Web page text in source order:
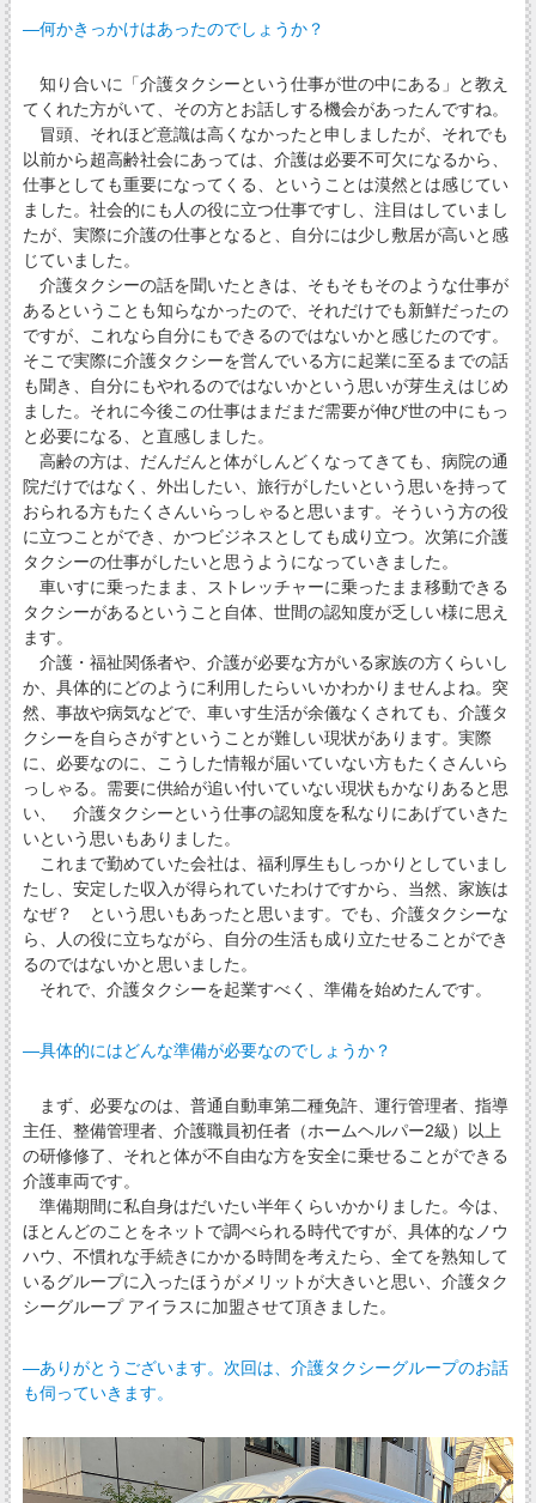
―何かきっかけはあったのでしょうか？
知り合いに「介護タクシーという仕事が世の中にある」と教え
てくれた方がいて、その方とお話しする機会があったんですね。
冒頭、それほど意識は高くなかったと申しましたが、それでも
以前から超高齢社会にあっては、介護は必要不可欠になるから、
仕事としても重要になってくる、ということは漠然とは感じてい
ました。社会的にも人の役に立つ仕事ですし、注目はしていまし
たが、実際に介護の仕事となると、自分には少し敷居が高いと感
じていました。
介護タクシーの話を聞いたときは、そもそもそのような仕事が
あるということも知らなかったので、それだけでも新鮮だったの
ですが、これなら自分にもできるのではないかと感じたのです。
そこで実際に介護タクシーを営んでいる方に起業に至るまでの話
も聞き、自分にもやれるのではないかという思いが芽生えはじめ
ました。それに今後この仕事はまだまだ需要が伸び世の中にもっ
と必要になる、と直感しました。
高齢の方は、だんだんと体がしんどくなってきても、病院の通
院だけではなく、外出したい、旅行がしたいという思いを持って
おられる方もたくさんいらっしゃると思います。そういう方の役
に立つことができ、かつビジネスとしても成り立つ。次第に介護
タクシーの仕事がしたいと思うようになっていきました。
車いすに乗ったまま、ストレッチャーに乗ったまま移動できる
タクシーがあるということ自体、世間の認知度が乏しい様に思え
ます。
介護・福祉関係者や、介護が必要な方がいる家族の方くらいし
か、具体的にどのように利用したらいいかわかりませんよね。突
然、事故や病気などで、車いす生活が余儀なくされても、介護タ
クシーを自らさがすということが難しい現状があります。実際
に、必要なのに、こうした情報が届いていない方もたくさんいら
っしゃる。需要に供給が追い付いていない現状もかなりあると思
い、 介護タクシーという仕事の認知度を私なりにあげていきた
いという思いもありました。
これまで勤めていた会社は、福利厚生もしっかりとしていまし
たし、安定した収入が得られていたわけですから、当然、家族は
なぜ？ という思いもあったと思います。でも、介護タクシーな
ら、人の役に立ちながら、自分の生活も成り立たせることができ
るのではないかと思いました。
それで、介護タクシーを起業すべく、準備を始めたんです。
―具体的にはどんな準備が必要なのでしょうか？
まず、必要なのは、普通自動車第二種免許、運行管理者、指導
主任、整備管理者、介護職員初任者（ホームヘルパー2級）以上
の研修修了、それと体が不自由な方を安全に乗せることができる
介護車両です。
準備期間に私自身はだいたい半年くらいかかりました。今は、
ほとんどのことをネットで調べられる時代ですが、具体的なノウ
ハウ、不慣れな手続きにかかる時間を考えたら、全てを熟知して
いるグループに入ったほうがメリットが大きいと思い、介護タク
シーグループ アイラスに加盟させて頂きました。
―ありがとうございます。次回は、介護タクシーグループのお話
も伺っていきます。